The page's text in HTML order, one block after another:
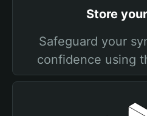
Store
Safeguard your
confidence using